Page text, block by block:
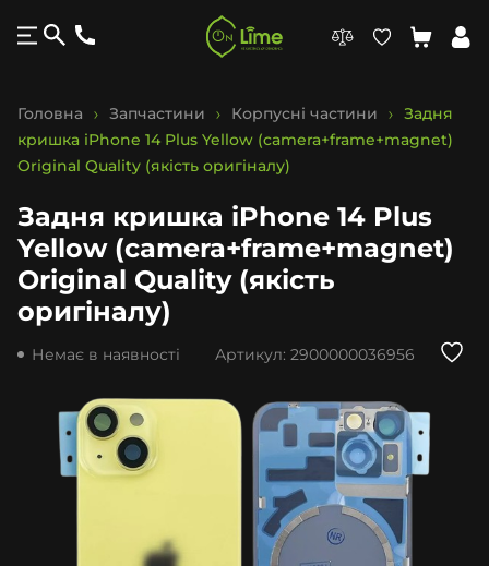
Головна Запчастини Корпусні частини
Задня
кришка iPhone 14 Plus Yellow (camera+frame+magnet)
Original Quality (якість оригіналу)
Задня кришка iPhone 14 Plus
Yellow (camera+frame+magnet)
Original Quality (якість
оригіналу)
Немає в наявності Артикул: 2900000036956